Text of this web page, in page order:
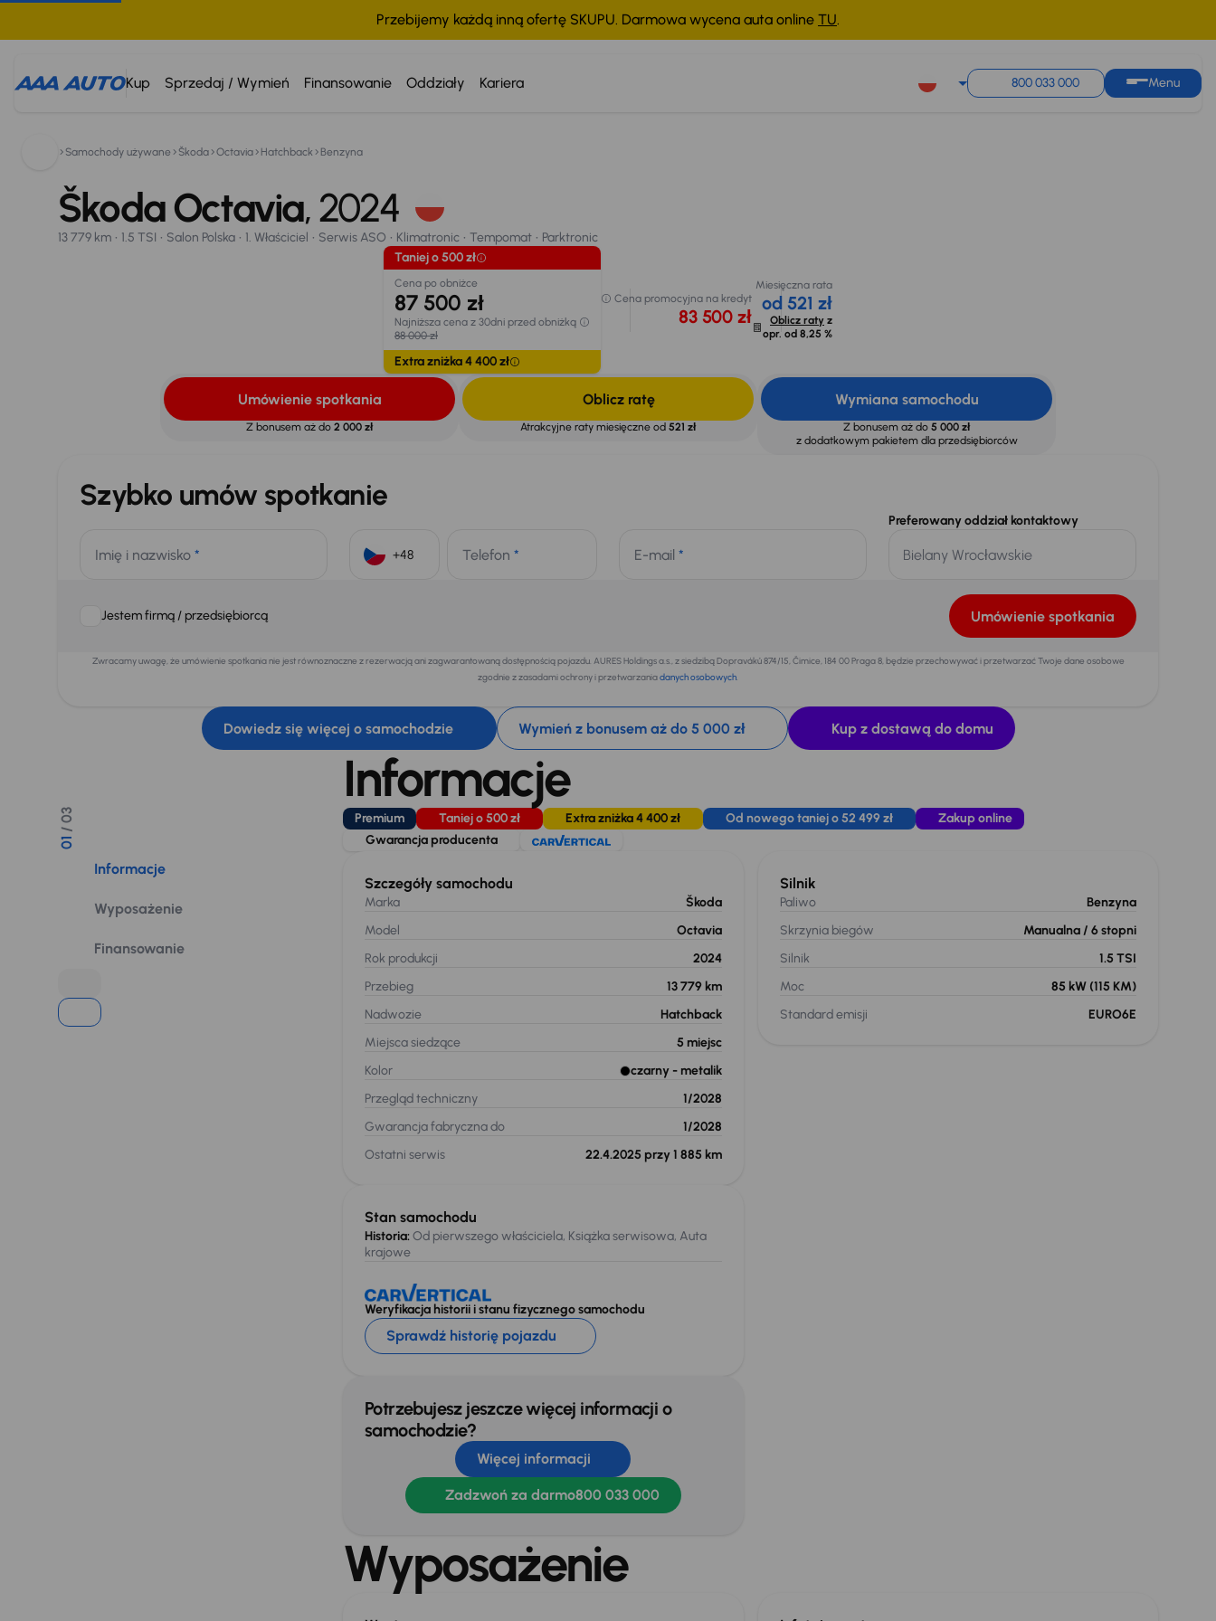
Przebijemy każdą inną ofertę SKUPU. Darmowa wycena auta online TU.
Kup Sprzedaj / Wymień Finansowanie Oddziały Kariera 800 033 000 Menu
Samochody używane Škoda Octavia Hatchback Benzyna
Taniej o 500 zł
Škoda Octavia, 2024
13 779 km 1.5 TSI Salon Polska 1. Właściciel Serwis ASO Klimatronic Tempomat
Parktronic
Taniej o 500 zł
Cena po obniżce
87 500 zł
Najniższa cena z 30dni przed obniżką
88 000 zł
Extra zniżka 4 400 zł
Cena promocyjna na kredyt
83 500 zł
Miesięczna rata
od 521 zł
Oblicz raty z
opr. od 8,25 %
Umówienie spotkania
Z bonusem aż do 2 000 zł
Oblicz ratę
Atrakcyjne raty miesięczne od 521 zł
Wymiana samochodu
Z bonusem aż do 5 000 zł
z dodatkowym pakietem dla przedsiębiorców
Szybko umów spotkanie
Imię i nazwisko * Telefon * E-mail *
Preferowany oddział kontaktowy
Jestem firmą / przedsiębiorcą Umówienie spotkania
Zwracamy uwagę, że umówienie spotkania nie jest równoznaczne z rezerwacją ani zagwarantowaną dostępnością pojazdu. AURES Holdings a.s., z siedzibą Dopraváků 874/15, Čimice, 184 00 Praga 8, będzie przechowywać i przetwarzać Twoje dane osobowe
zgodnie z zasadami ochrony i przetwarzaniadanych osobowych.
Dowiedz się więcej o samochodzie Wymień z bonusem aż do 5 000 zł Kup z dostawą do domu
13 779 km 1.5 TSI Salon Polska 1. Właściciel Serwis ASO Klimatronic
Umówienie spotkania
Oblicz ratę Wymiana samochodu
01
/ 03
Informacje
Wyposażenie
Finansowanie
Informacje
Premium Taniej o 500 zł Extra zniżka 4 400 zł Od nowego taniej o 52 499 zł
Zakup online
Gwarancja producenta
Szczegóły samochodu
Marka
Škoda
Model
Octavia
Rok produkcji
2024
Przebieg
13 779 km
Nadwozie
Hatchback
Miejsca siedzące
5 miejsc
Kolor
czarny - metalik
Przegląd techniczny
1/2028
Gwarancja fabryczna do
1/2028
Ostatni serwis
22.4.2025 przy 1 885 km
Stan samochodu
Historia:Od pierwszego właściciela, Książka serwisowa, Auta
krajowe
Weryfikacja historii i stanu fizycznego samochodu
Sprawdź historię pojazdu
Potrzebujesz jeszcze więcej informacji o
samochodzie?
Więcej informacji
Zadzwoń za darmo800 033 000
Silnik
Paliwo
Benzyna
Skrzynia biegów
Manualna / 6 stopni
Silnik
1.5 TSI
Moc
85 kW (115 KM)
Standard emisji
EURO6E
Wyposażenie